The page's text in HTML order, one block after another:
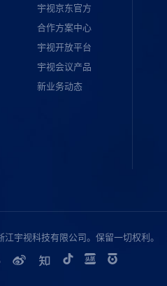
宇视京东官方
合作方案中心
宇视开放平台
宇视会议产品
新业务动态
江宇视科技有限公司。保留一切权利。